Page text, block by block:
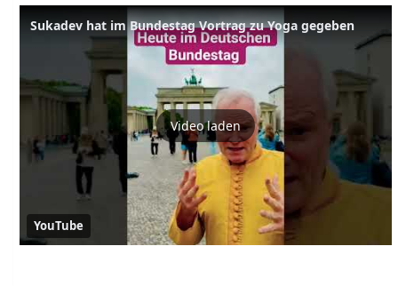
Sukadev hat im Bundestag Vortrag zu Yoga gegeben
Video laden
YouTube